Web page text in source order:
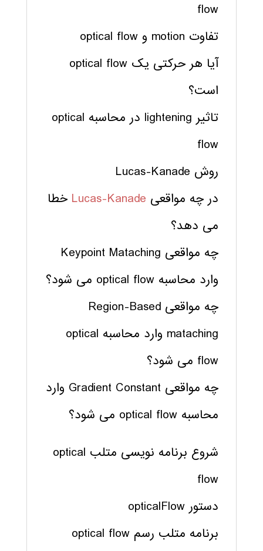
flow
تفاوت motion و optical flow
آیا هر حرکتی یک optical flow
است؟
تاثیر lightening در محاسبه optical
flow
روش Lucas-Kanade
در چه مواقعی Lucas-Kanade خطا
می دهد؟
چه مواقعی Keypoint Mataching
وارد محاسبه optical flow می شود؟
چه مواقعی Region-Based
mataching وارد محاسبه optical
flow می شود؟
چه مواقعی Gradient Constant وارد
محاسبه optical flow می شود؟
شروع برنامه نویسی متلب optical
flow
دستور opticalFlow
برنامه متلب رسم optical flow